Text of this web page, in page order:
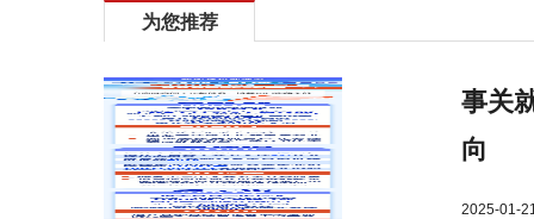
为您推荐
事关
向
2025-01-21